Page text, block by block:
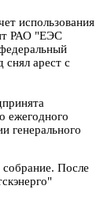
использования
РАО "ЕЭС
арест с
ежегодного
генерального
собрание. После